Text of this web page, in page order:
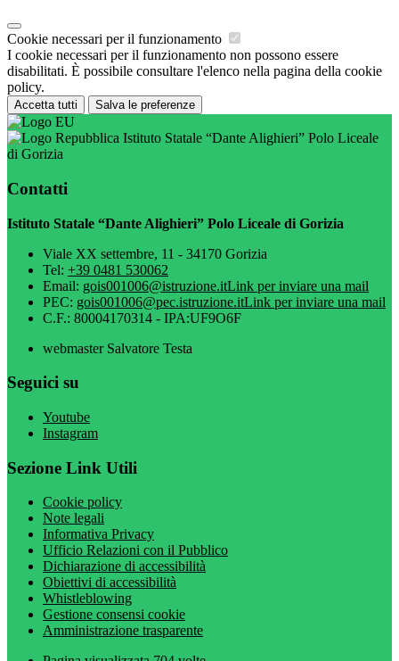
Cookie necessari per il funzionamento
I cookie necessari per il funzionamento non possono essere
disabilitati. È possibile consultare l'elenco nella pagina della cookie
policy.
Accetta tutti Salva le preferenze
Istituto Statale “Dante Alighieri” Polo Liceale
di Gorizia
Contatti
Istituto Statale “Dante Alighieri” Polo Liceale di Gorizia
Viale XX settembre, 11 - 34170 Gorizia
Tel: +39 0481 530062
Email: gois001006@istruzione.itLink per inviare una mail
PEC: gois001006@pec.istruzione.itLink per inviare una mail
C.F.: 80004170314 - IPA:UF9O6F
webmaster Salvatore Testa
Seguici su
Youtube
Instagram
Sezione Link Utili
Cookie policy
Note legali
Informativa Privacy
Ufficio Relazioni con il Pubblico
Dichiarazione di accessibilità
Obiettivi di accessibilità
Whistleblowing
Gestione consensi cookie
Amministrazione trasparente